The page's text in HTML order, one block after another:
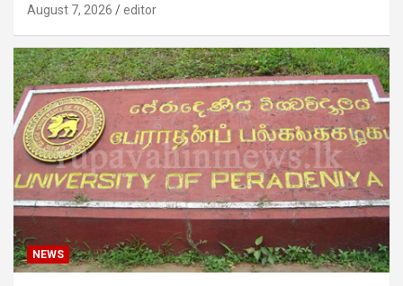
August 7, 2026 editor
NEWS